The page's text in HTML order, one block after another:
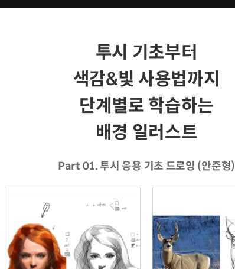
투시 기초부터
색감&빛 사용법까지
단계별로 학습하는
배경 일러스트
Part 01. 투시 응용 기초 드로잉 (안준형)